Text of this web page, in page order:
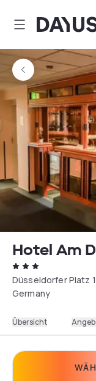
Dayuse
Hotel Am
Düsseldorfer Platz
Germany
Übersicht